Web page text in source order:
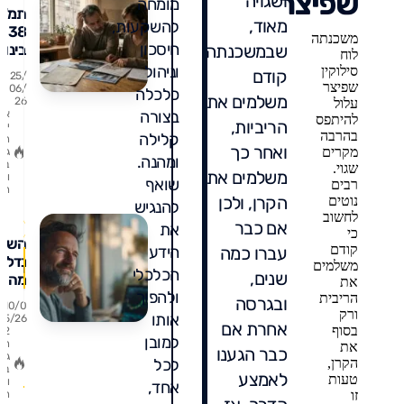
משכנתה
לוח
סילוקין
שפיצר
עלול
להיתפס
בהרבה
מקרים
שגוי.
רבים
נוטים
לחשוב
כי
קודם
משלמים
את
הריבית
ורק
בסוף
את
הקרן,
טעות
זו
מאוד,
שבמשכנתה
קודם
משלמים את
הריביות,
ואחר כך
משלמים את
הקרן, ולכן
אם כבר
עברו כמה
שנים,
ובגרסה
אחרת אם
כבר הגענו
לאמצע
מומחה
להשקעות,
חיסכון
וניהול
כלכלה
בצורה
קלילה
ומהנה.
שואף
להנגיש
את
הידע
הכלכלי
ולהפוך
אותו
למובן
לכל
אחד,
בינוי
25/
06/
26
א
ין
ת
גו
ב
ו
ת
מה
לכם
ומה
10/0
5/26
2
ת
גו
ב
ו
ת